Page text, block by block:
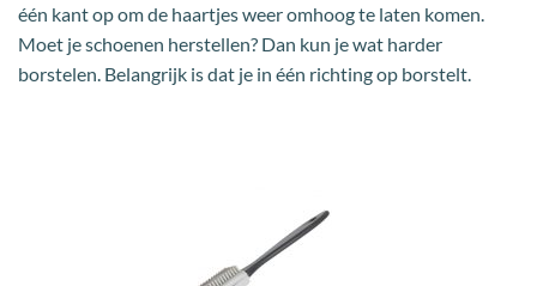
één kant op om de haartjes weer omhoog te laten komen.
Moet je schoenen herstellen? Dan kun je wat harder
borstelen. Belangrijk is dat je in één richting op borstelt.